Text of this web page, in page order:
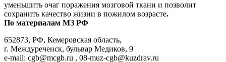
уменьшить очаг поражения мозговой ткани и позволит
сохранить качество жизни в пожилом возрасте.
По материалам МЗ РФ
652873, РФ, Кемеровская область,
г. Междуреченск, бульвар Медиков, 9
e-mail: cgb@mcgb.ru , 08-muz-cgb@kuzdrav.ru